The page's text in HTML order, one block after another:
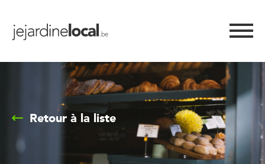
Retour à la liste